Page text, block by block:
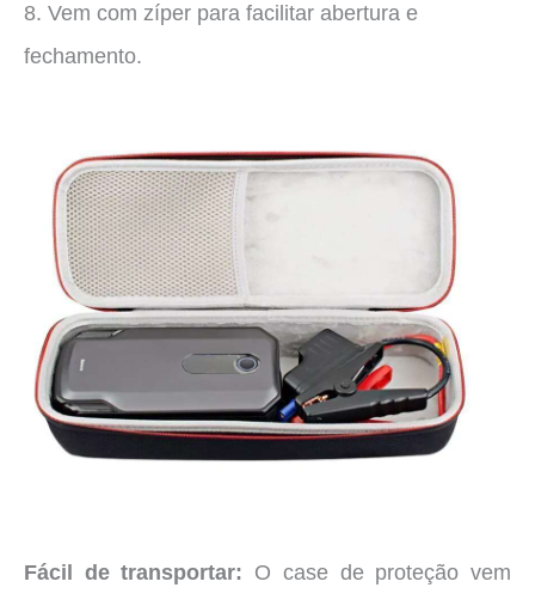
8. Vem com zíper para facilitar abertura e
fechamento.
Fácil de transportar: O case de proteção vem